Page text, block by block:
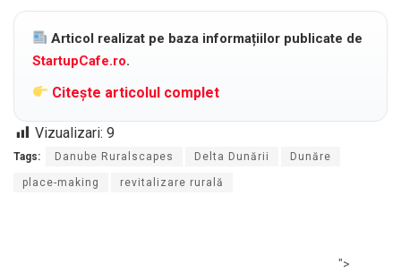
Articol realizat pe baza informațiilor publicate de
StartupCafe.ro.
Citește articolul complet
Vizualizari: 9
Tags: Danube Ruralscapes Delta Dunării Dunăre
place-making revitalizare rurală
">